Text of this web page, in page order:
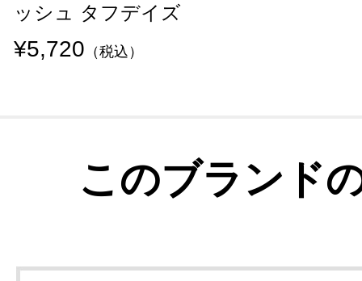
ッシュ タフデイズ
¥5,720 （税込）
このブランド